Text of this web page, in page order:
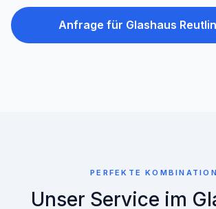
Anfrage für Glashaus
PERFEKTE KOMBINATION
Unser Service im